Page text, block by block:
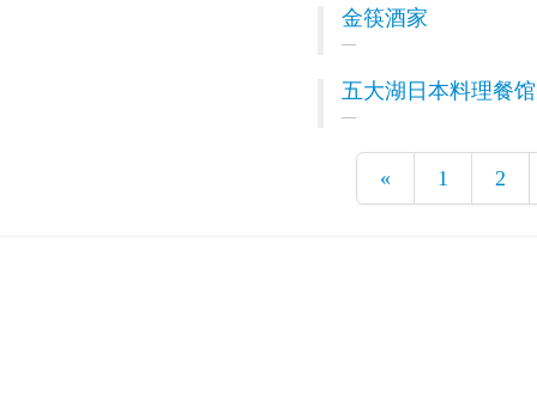
金筷酒家
五大湖日本料理餐馆
« 1 2